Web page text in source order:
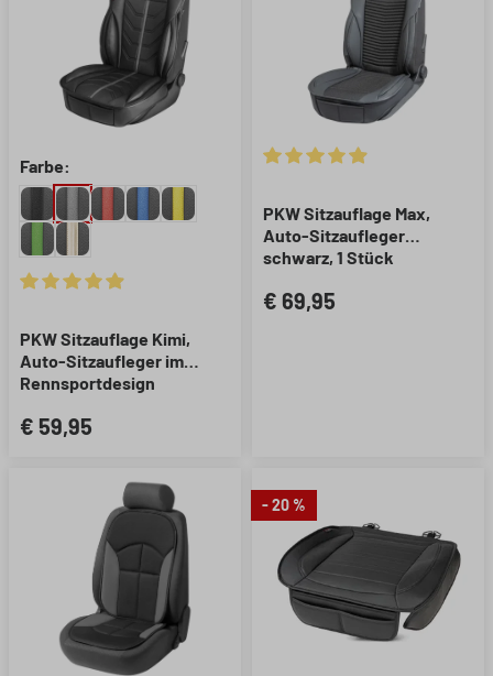
Farbe:
Durchschnittliche Bewertung von 4.89 von 5 Sternen
PKW Sitzauflage Kimi,
Auto-Sitzaufleger im
Rennsportdesign
€ 59,95
PKW Sitzauflage Max,
Auto-Sitzaufleger
schwarz, 1 Stück
€ 69,95
- 20 %